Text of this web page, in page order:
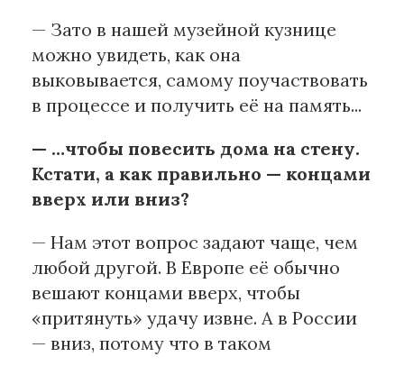
— Зато в нашей музейной кузнице
можно увидеть, как она
выковывается, самому поучаствовать
в процессе и получить её на память...
— …чтобы повесить дома на стену.
Кстати, а как правильно — концами
вверх или вниз?
— Нам этот вопрос задают чаще, чем
любой другой. В Европе её обычно
вешают концами вверх, чтобы
«притянуть» удачу извне. А в России
— вниз, потому что в таком